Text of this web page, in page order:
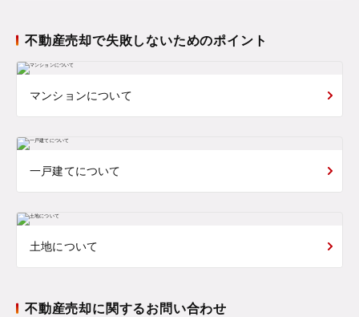
不動産売却で失敗しないためのポイント
マンションについて
一戸建てについて
土地について
不動産売却に関するお問い合わせ